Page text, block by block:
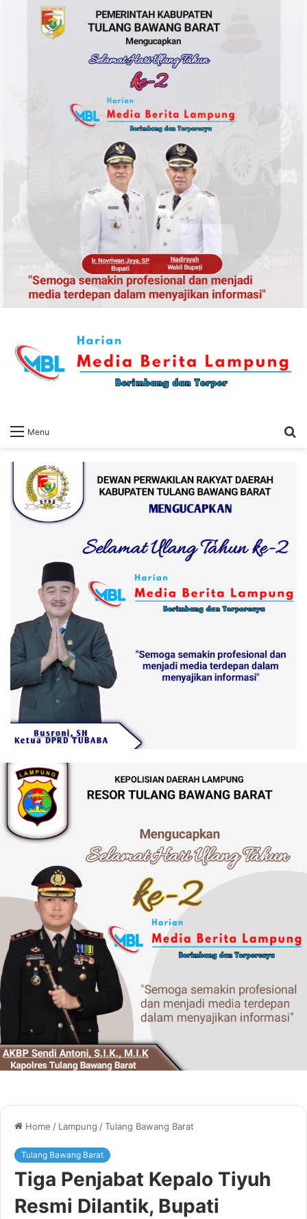
Menu
Home / Lampung /Tulang Bawang Barat
Tulang Bawang Barat
Tiga Penjabat Kepalo Tiyuh
Resmi Dilantik, Bupati